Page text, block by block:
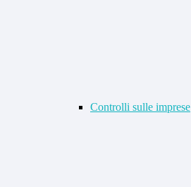
Controlli sulle imprese